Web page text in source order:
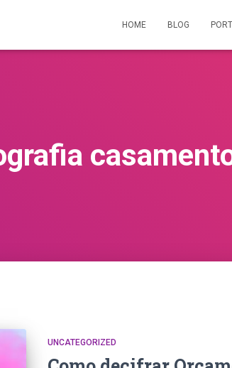
HOME BLOG
UNCATEGORIZED